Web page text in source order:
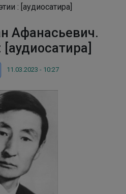
: [аудиосатира]
Афанасьевич.
11.03.2023 - 10:27